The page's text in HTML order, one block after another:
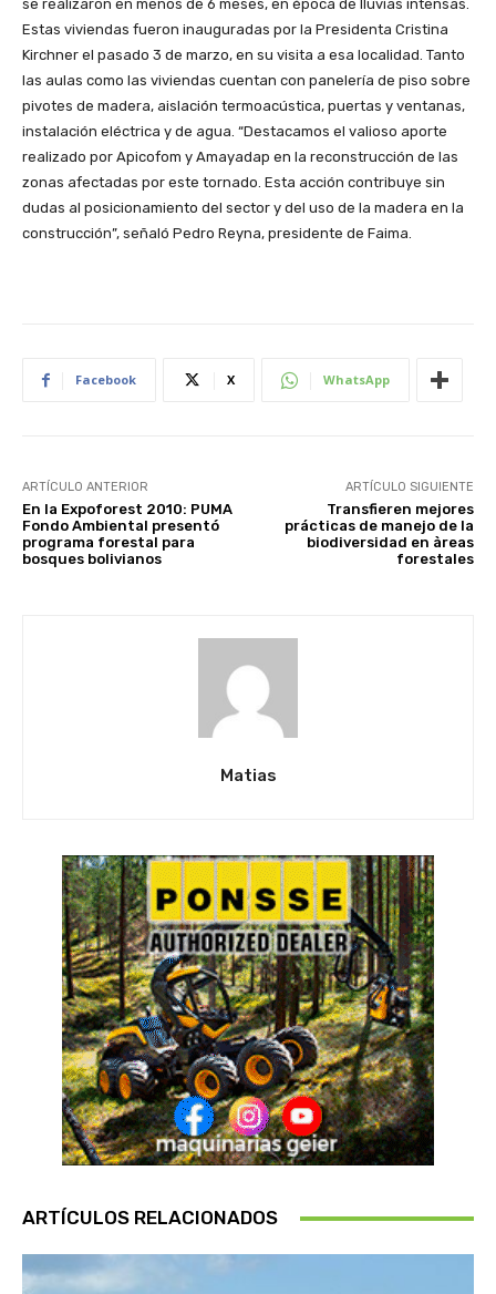
se realizaron en menos de 6 meses, en época de lluvias intensas.
Estas viviendas fueron inauguradas por la Presidenta Cristina
Kirchner el pasado 3 de marzo, en su visita a esa localidad. Tanto
las aulas como las viviendas cuentan con panelería de piso sobre
pivotes de madera, aislación termoacústica, puertas y ventanas,
instalación eléctrica y de agua. “Destacamos el valioso aporte
realizado por Apicofom y Amayadap en la reconstrucción de las
zonas afectadas por este tornado. Esta acción contribuye sin
dudas al posicionamiento del sector y del uso de la madera en la
construcción”, señaló Pedro Reyna, presidente de Faima.
Facebook X WhatsApp
ARTÍCULO ANTERIOR
En la Expoforest 2010: PUMA
Fondo Ambiental presentó
programa forestal para
bosques bolivianos
ARTÍCULO SIGUIENTE
Transfieren mejores
prácticas de manejo de la
biodiversidad en àreas
forestales
Matias
ARTÍCULOS RELACIONADOS